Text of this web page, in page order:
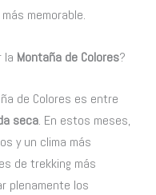
memorable.
la Montaña de Colores?
de Colores es entre
seca. En estos meses,
y un clima más
de trekking más
plenamente los